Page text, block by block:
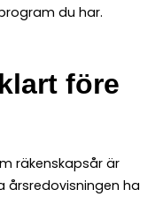
du har.
före
räkenskapsår är
årsredovisningen ha